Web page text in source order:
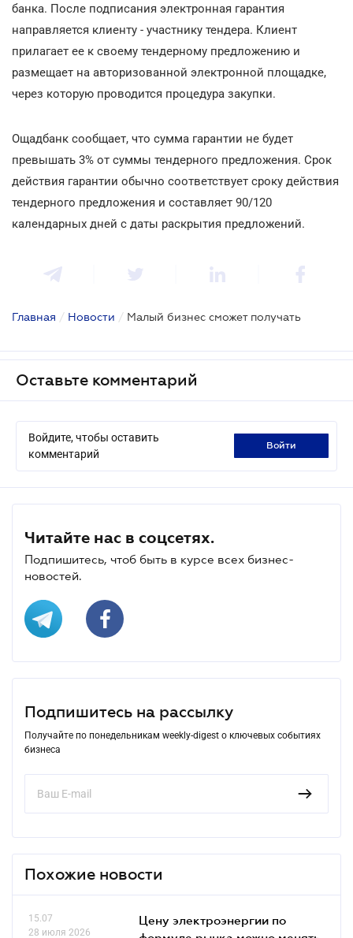
банка. После подписания электронная гарантия
направляется клиенту - участнику тендера. Клиент
прилагает ее к своему тендерному предложению и
размещает на авторизованной электронной площадке,
через которую проводится процедура закупки.
Ощадбанк сообщает, что сумма гарантии не будет
превышать 3% от суммы тендерного предложения. Срок
действия гарантии обычно соответствует сроку действия
тендерного предложения и составляет 90/120
календарных дней с даты раскрытия предложений.
Главная / Новости / Малый бизнес сможет получать
Оставьте комментарий
Войдите, чтобы оставить
комментарий
войти
Читайте нас в соцсетях.
Подпишитесь, чтоб быть в курсе всех бизнес-
новостей.
Подпишитесь на рассылку
Получайте по понедельникам weekly-digest о ключевых событиях
бизнеса
Похожие новости
15.07
28 июля 2026
Цену электроэнергии по